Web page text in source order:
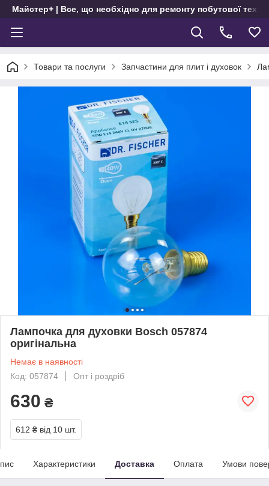
Майстер+ | Все, що необхідно для ремонту побутової
Товари та послуги Запчастини для плит і духовок
Лампочка для духовки Bosch 057874
оригінальна
Немає в наявності
Код: 057874
Опт і роздріб
630 ₴
612 ₴ від 10 шт.
Характеристики Доставка Оплата Умови